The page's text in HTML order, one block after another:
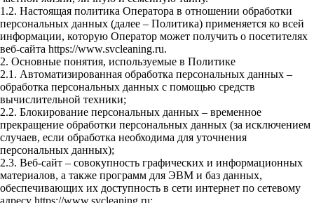
1.2. Настоящая политика Оператора в отношении обработки
персональных данных (далее – Политика) применяется ко всей
информации, которую Оператор может получить о посетителях
веб-сайта https://www.svcleaning.ru.
2. Основные понятия, используемые в Политике
2.1. Автоматизированная обработка персональных данных –
обработка персональных данных с помощью средств
вычислительной техники;
2.2. Блокирование персональных данных – временное
прекращение обработки персональных данных (за исключением
случаев, если обработка необходима для уточнения
персональных данных);
2.3. Веб-сайт – совокупность графических и информационных
материалов, а также программ для ЭВМ и баз данных,
обеспечивающих их доступность в сети интернет по сетевому
адресу https://www.svcleaning.ru;